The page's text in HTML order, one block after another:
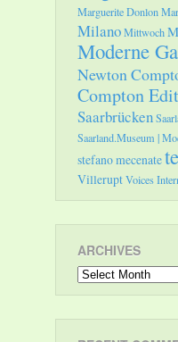
Marguerite Donlon
MilanoMittwoch
Moderne
Newton
Compton
Saarbrücken
Saarland.Museum |
stefano mecenate
VilleruptVoices
ARCHIVES
Archives